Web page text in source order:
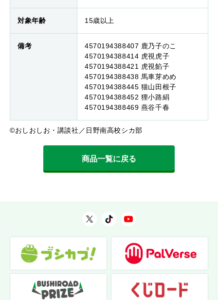
対象年齢 15歳以上
備考
4570194388407 鹿乃子のこ
4570194388414 虎視虎子
4570194388421 虎視餡子
4570194388438 馬車芽めめ
4570194388445 猫山田根子
4570194388452 狸小路絹
4570194388469 燕谷千春
©おしおしお・講談社／日野南高校シカ部
商品一覧に戻る